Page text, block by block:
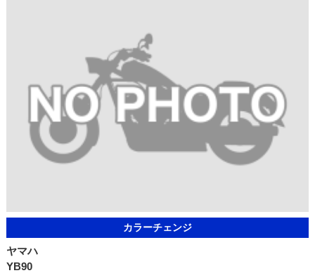
カラーチェンジ
ヤマハ
YB90